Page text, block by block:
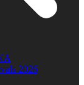
2026